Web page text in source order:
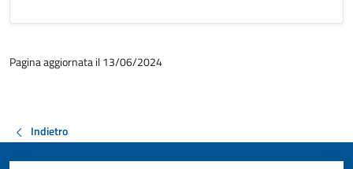
Pagina aggiornata il 13/06/2024
Indietro